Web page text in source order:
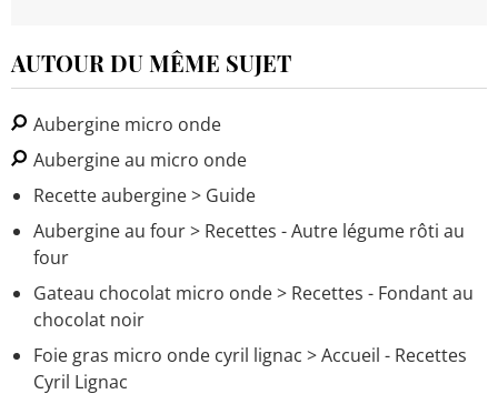
AUTOUR DU MÊME SUJET
Aubergine micro onde
Aubergine au micro onde
Recette aubergine> Guide
Aubergine au four> Recettes - Autre légume rôti au
four
Gateau chocolat micro onde> Recettes - Fondant au
chocolat noir
Foie gras micro onde cyril lignac > Accueil - Recettes
Cyril Lignac